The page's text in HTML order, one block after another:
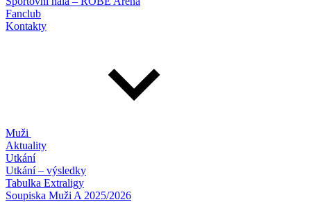
Fanclub
Kontakty
Muži
Aktuality
Utkání
Utkání – výsledky
Tabulka Extraligy
Soupiska Muži A 2025/2026